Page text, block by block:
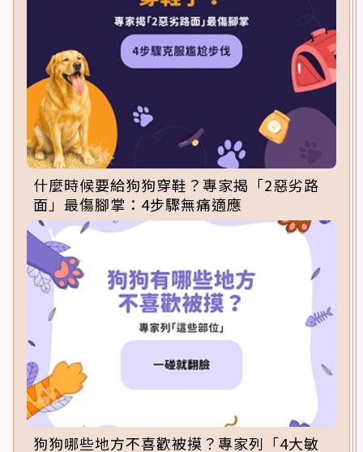
什麼時候要給狗狗穿鞋？專家揭「2惡劣路
面」最傷腳掌：4步驟無痛適應
狗狗哪些地方不喜歡被摸？專家列「4大敏